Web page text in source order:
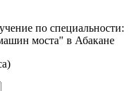
по специальности:
моста" в Абакане